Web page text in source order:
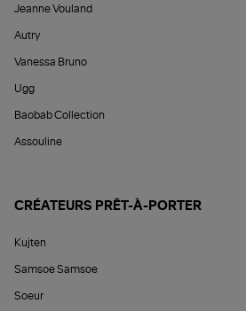
Jeanne Vouland
Autry
Vanessa Bruno
Ugg
Baobab Collection
Assouline
CRÉATEURS PRÊT-À-PORTER
Kujten
Samsoe Samsoe
Soeur